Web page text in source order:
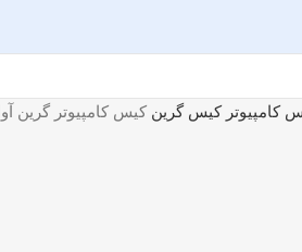
کامپیوترکیس گرین کیس کامپیوتر گرین آوا GREEN AVA COMPUTER CASE